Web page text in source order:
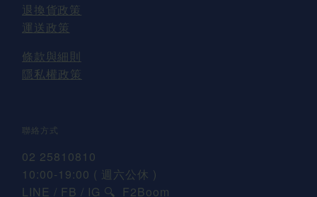
退換貨政策
運送 政策
條款與細則
隱私權政策
聯絡方式
02 25810810
10:00-19:00 ( 週六公休 )
LINE / FB / IG 🔍 F2Boom